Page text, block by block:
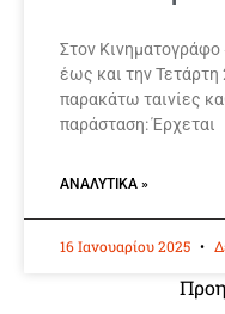
Στον
έως και την Τετάρτη
παρακάτω ταινίες
παράσταση: Έρχεται
ΑΝΑΛΥΤΙΚΆ »
16 Ιανουαρίου 2025